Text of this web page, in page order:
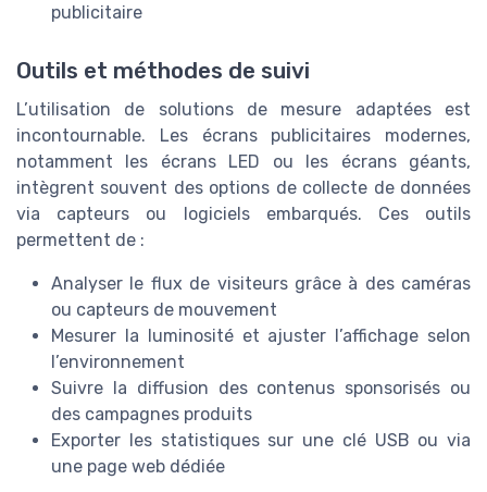
publicitaire
Outils et méthodes de suivi
L’utilisation de solutions de mesure adaptées est
incontournable. Les écrans publicitaires modernes,
notamment les écrans LED ou les écrans géants,
intègrent souvent des options de collecte de données
via capteurs ou logiciels embarqués. Ces outils
permettent de :
Analyser le flux de visiteurs grâce à des caméras
ou capteurs de mouvement
Mesurer la luminosité et ajuster l’affichage selon
l’environnement
Suivre la diffusion des contenus sponsorisés ou
des campagnes produits
Exporter les statistiques sur une clé USB ou via
une page web dédiée